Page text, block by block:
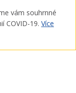
vám souhrnné
COVID-19. Více